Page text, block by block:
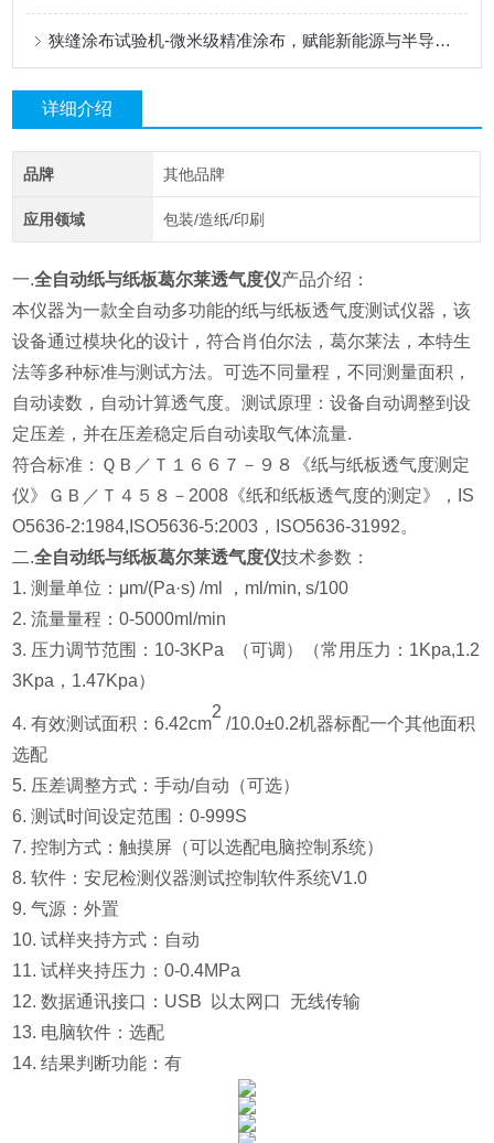
狭缝涂布试验机-微米级精准涂布，赋能新能源与半导体科研创新
详细介绍
品牌 其他品牌
应用领域 包装/造纸/印刷
一.全自动纸与纸板葛尔莱透气度仪产品介绍：
本仪器为一款全自动多功能的纸与纸板透气度测试仪器，该
设备通过模块化的设计，符合肖伯尔法，葛尔莱法，本特生
法等多种标准与测试方法。可选不同量程，不同测量面积，
自动读数，自动计算透气度。测试原理：设备自动调整到设
定压差，并在压差稳定后自动读取气体流量.
符合标准：ＱＢ／Ｔ１６６７－９８《纸与纸板透气度测定
仪》ＧＢ／Ｔ４５８－2008《纸和纸板透气度的测定》，IS
O5636-2:1984,ISO5636-5:2003，ISO5636-31992。
二.全自动纸与纸板葛尔莱透气度仪技术参数：
1. 测量单位：μm/(Pa·s) /ml ，ml/min, s/100
2.流量量程：0-5000ml/min
3. 压力调节范围：10-3KPa （可调）（常用压力：1Kpa,1.2
3Kpa，1.47Kpa）
4. 有效测试面积：6.42cm
2
/10.0±0.2机器标配一个其他面积
选配
5. 压差调整方式：手动/自动（可选）
6.测试时间设定范围：0-999S
7. 控制方式：触摸屏（可以选配电脑控制系统）
8.软件：安尼检测仪器测试控制软件系统V1.0
9. 气源：外置
10. 试样夹持方式：自动
11.试样夹持压力：0-0.4MPa
12.数据通讯接口：USB 以太网口 无线传输
13. 电脑软件：选配
14. 结果判断功能：有